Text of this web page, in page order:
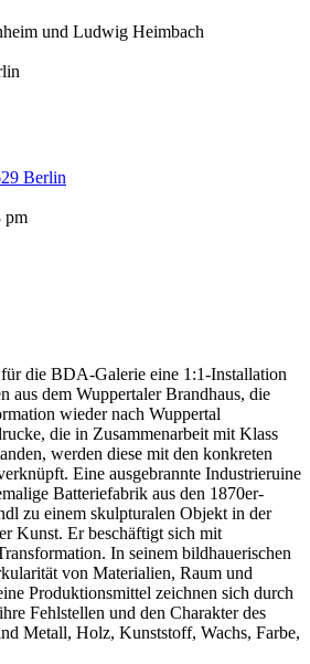
und Ludwig Heimbach
Berlin
pm
die BDA-Galerie eine 1:1-Installation
aus dem Wuppertaler Brandhaus, die
wieder nach Wuppertal
die in Zusammenarbeit mit Klass
werden diese mit den konkreten
Eine ausgebrannte Industrieruine
Batteriefabrik aus den 1870er-
zu einem skulpturalen Objekt in der
Kunst. Er beschäftigt sich mit
In seinem bildhauerischen
von Materialien, Raum und
Produktionsmittel zeichnen sich durch
Fehlstellen und den Charakter des
Metall, Holz, Kunststoff, Wachs, Farbe,